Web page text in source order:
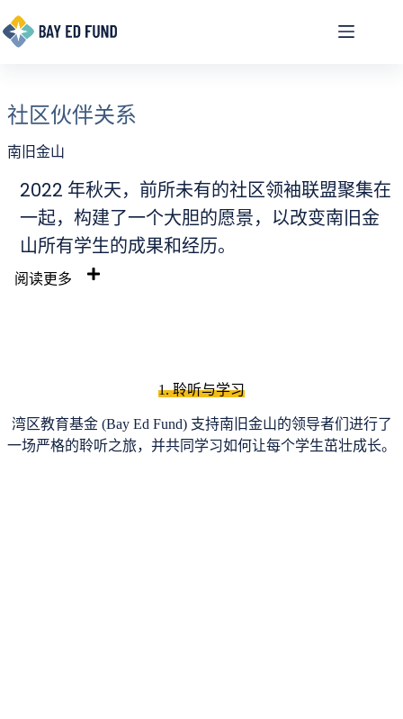
至
社区伙伴关系
南旧金山
2022 年秋天，前所未有的社区领袖联盟聚集在
一起，构建了一个大胆的愿景，以改变南旧金
山所有学生的成果和经历。
阅读更多
1. 聆听与学习
湾区教育基金 (Bay Ed Fund) 支持南旧金山的领导者们进行了
一场严格的聆听之旅，并共同学习如何让每个学生茁壮成长。